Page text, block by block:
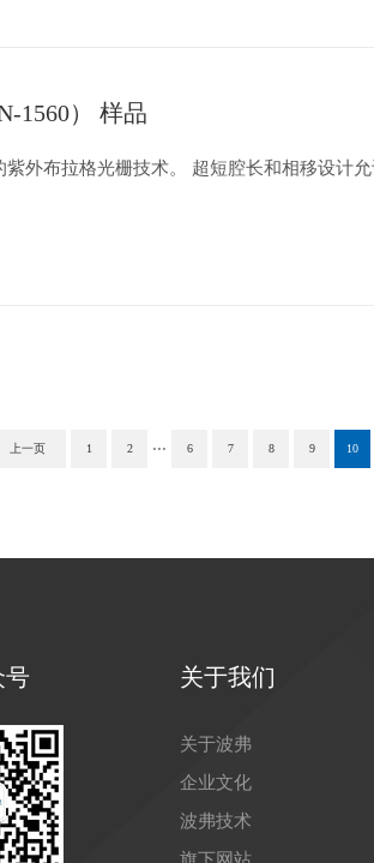
超窄线宽单频窄线宽激光器（LAZ-LAB-LN-1560） 样品
外布拉格光栅技术。 超短腔长和相移设计
上一页 1 2 ... 6 7 8 9 10
号 关于我们
关于波弗
企业文化
波弗技术